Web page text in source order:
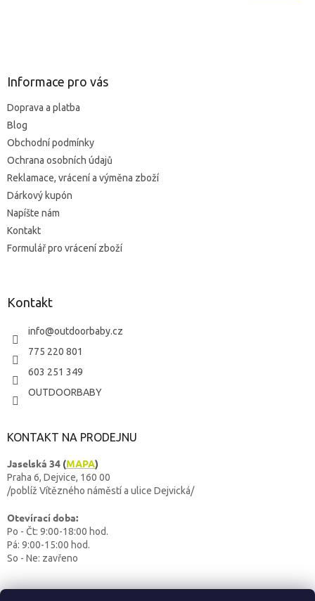
Informace pro vás
Doprava a platba
Blog
Obchodní podmínky
Ochrana osobních údajů
Reklamace, vrácení a výměna zboží
Dárkový kupón
Napíšte nám
Kontakt
Formulář pro vrácení zboží
Kontakt
info@outdoorbaby.cz
775 220 801
603 251 349
OUTDOORBABY
KONTAKT NA PRODEJNU
Jaselská 34 (MAPA)
Praha 6, Dejvice, 160 00
/poblíž Vítězného náměstí a ulice Dejvická/
Otevírací doba:
Po - Čt: 9:00-18:00 hod.
Pá: 9:00-15:00 hod.
So - Ne: zavřeno